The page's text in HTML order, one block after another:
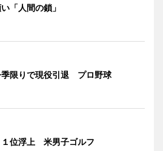
い「人間の鎖」
季限りで現役引退 プロ野球
１位浮上 米男子ゴルフ